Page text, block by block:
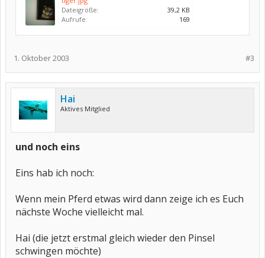
Dateigröße:
39,2 KB
Aufrufe:
169
#3
1. Oktober 2003
Hai
Aktives Mitglied
und noch eins
Eins hab ich noch:
Wenn mein Pferd etwas wird dann zeige ich es Euch
nächste Woche vielleicht mal.
Hai (die jetzt erstmal gleich wieder den Pinsel
schwingen möchte)